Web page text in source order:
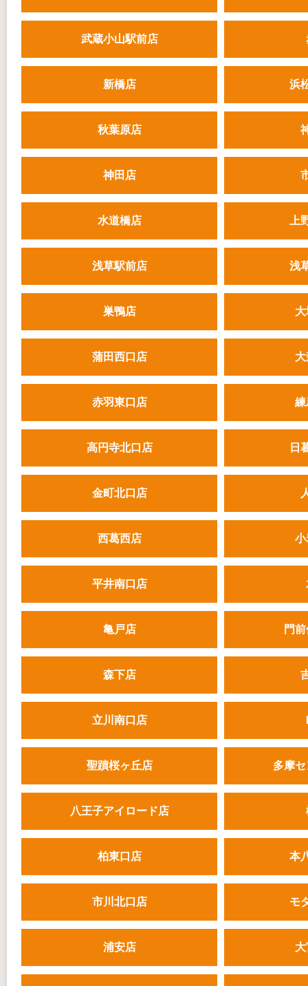
武蔵小山駅前店
新橋店 浜
秋葉原店
神田店
水道橋店 上
浅草駅前店 浅
巣鴨店
蒲田西口店
赤羽東口店 練
高円寺北口店 日
金町北口店
西葛西店 小
平井南口店
亀戸店 門
森下店
立川南口店
聖蹟桜ヶ丘店 多摩
八王子アイロード店
柏東口店 本
市川北口店 モ
浦安店